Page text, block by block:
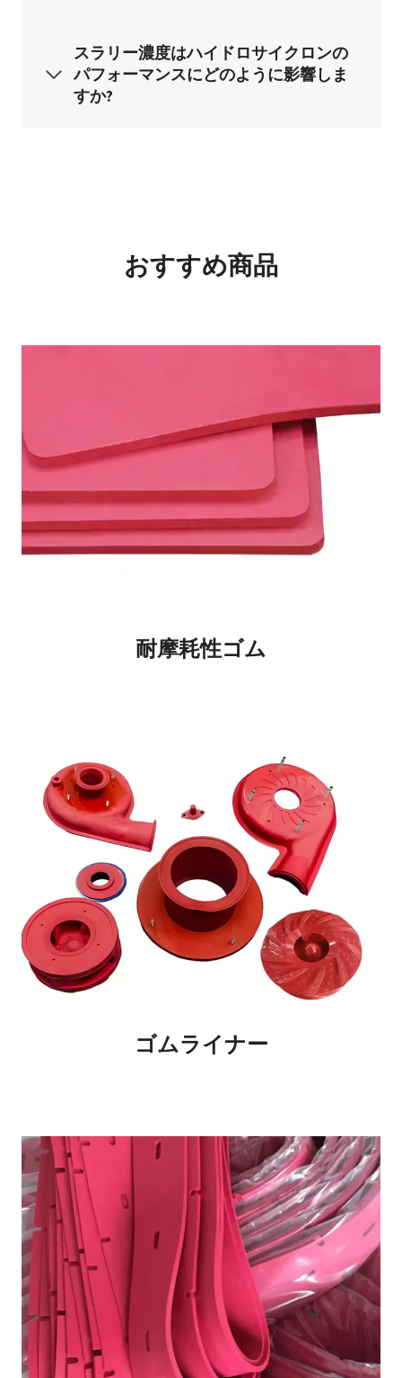
スラリー濃度はハイドロサイクロンの
パフォーマンスにどのように影響しま
すか?
おすすめ商品
耐摩耗性ゴム
ゴムライナー